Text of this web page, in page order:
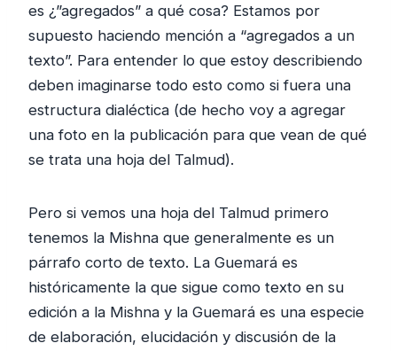
es ¿”agregados” a qué cosa? Estamos por
supuesto haciendo mención a “agregados a un
texto”. Para entender lo que estoy describiendo
deben imaginarse todo esto como si fuera una
estructura dialéctica (de hecho voy a agregar
una foto en la publicación para que vean de qué
se trata una hoja del Talmud).
Pero si vemos una hoja del Talmud primero
tenemos la Mishna que generalmente es un
párrafo corto de texto. La Guemará es
históricamente la que sigue como texto en su
edición a la Mishna y la Guemará es una especie
de elaboración, elucidación y discusión de la